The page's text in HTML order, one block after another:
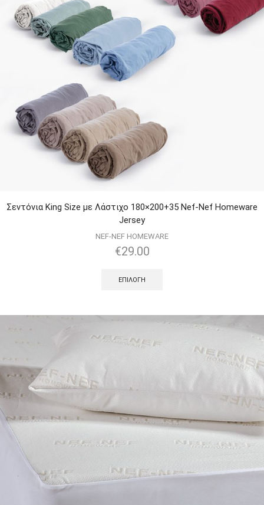
Σεντόνια King Size με Λάστιχο 180×200+35 Nef-Nef Homeware
Jersey
NEF-NEF HOMEWARE
€29.00
ΕΠΙΛΟΓΉ